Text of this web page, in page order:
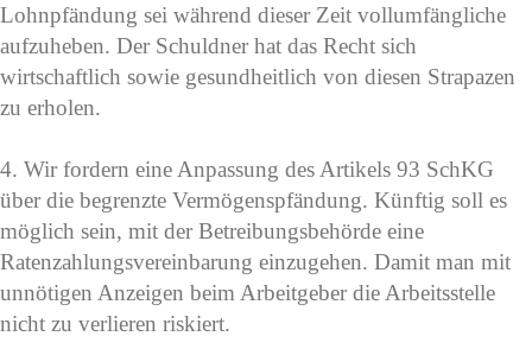
Lohnpfändung sei während dieser Zeit vollumfängliche
aufzuheben. Der Schuldner hat das Recht sich
wirtschaftlich sowie gesundheitlich von diesen Strapazen
zu erholen.
4. Wir fordern eine Anpassung des Artikels 93 SchKG
über die begrenzte Vermögenspfändung. Künftig soll es
möglich sein, mit der Betreibungsbehörde eine
Ratenzahlungsvereinbarung einzugehen. Damit man mit
unnötigen Anzeigen beim Arbeitgeber die Arbeitsstelle
nicht zu verlieren riskiert.